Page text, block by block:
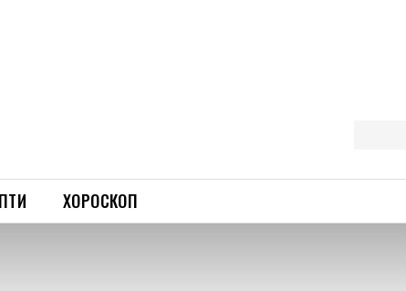
ХОРОСКОП